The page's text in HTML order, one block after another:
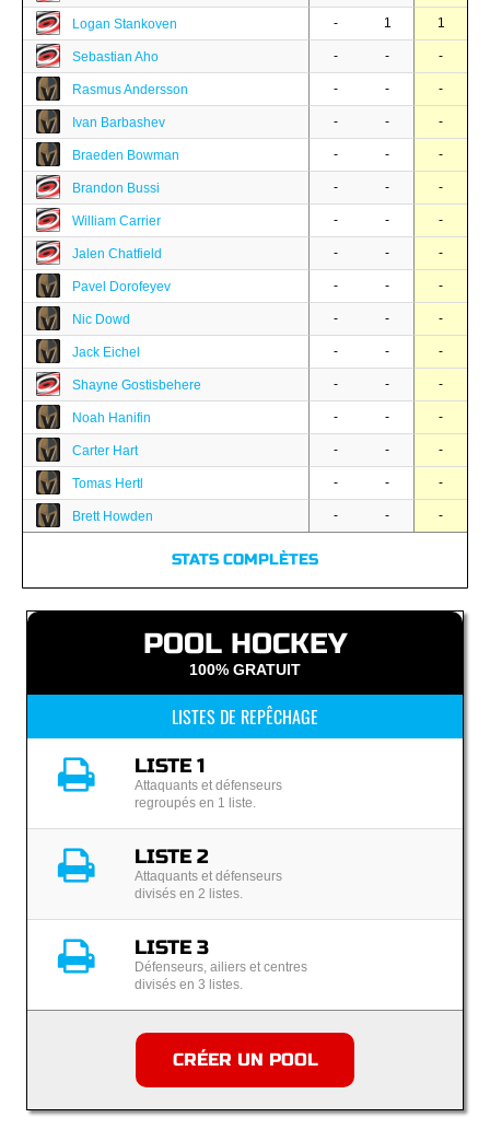
Logan Stankoven - 1 1
Sebastian Aho - - -
Rasmus Andersson - - -
Ivan Barbashev - - -
Braeden Bowman - - -
Brandon Bussi - - -
William Carrier - - -
Jalen Chatfield - - -
Pavel Dorofeyev - - -
Nic Dowd - - -
Jack Eichel - - -
Shayne Gostisbehere - - -
Noah Hanifin - - -
Carter Hart - - -
Tomas Hertl - - -
Brett Howden - - -
STATS COMPLÈTES
POOL HOCKEY
100% GRATUIT
LISTES DE REPÊCHAGE
LISTE 1
Attaquants et défenseurs
regroupés en 1 liste.
LISTE 2
Attaquants et défenseurs
divisés en 2 listes.
LISTE 3
Défenseurs, ailiers et centres
divisés en 3 listes.
CRÉER UN POOL